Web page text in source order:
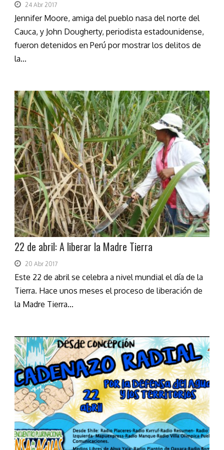
24 Abr 2017
Jennifer Moore, amiga del pueblo nasa del norte del
Cauca, y John Dougherty, periodista estadounidense,
fueron detenidos en Perú por mostrar los delitos de
la...
22 de abril: A liberar la Madre Tierra
20 Abr 2017
Este 22 de abril se celebra a nivel mundial el día de la
Tierra. Hace unos meses el proceso de liberación de
la Madre Tierra...